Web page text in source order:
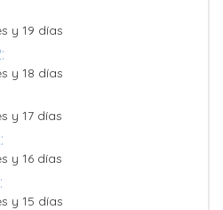
y 19 días
y 18 días
y 17 días
y 16 días
y 15 días